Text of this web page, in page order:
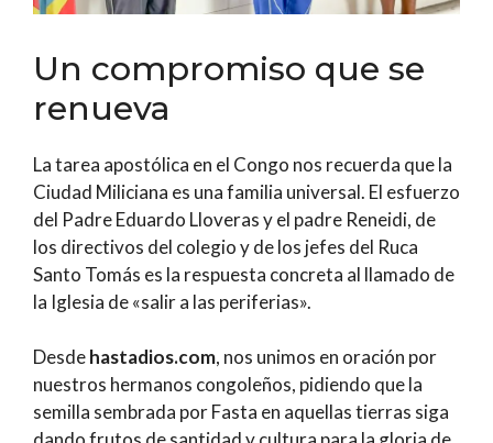
Un compromiso que se
renueva
La tarea apostólica en el Congo nos recuerda que la
Ciudad Miliciana es una familia universal. El esfuerzo
del Padre Eduardo Lloveras y el padre Reneidi, de
los directivos del colegio y de los jefes del Ruca
Santo Tomás es la respuesta concreta al llamado de
la Iglesia de «salir a las periferias».
Desdehastadios.com, nos unimos en oración por
nuestros hermanos congoleños, pidiendo que la
semilla sembrada por Fasta en aquellas tierras siga